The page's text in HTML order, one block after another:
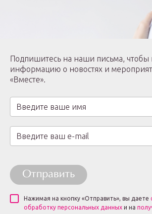
Подпишитесь на наши письма, чтобы
информацию о новостях и
«Вместе».
Отправить
Нажимая на кнопку «Отправить», вы даете
обработку персональных данных и на